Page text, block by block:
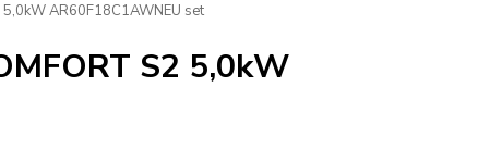
AR60F18C1AWNEU set
S2 5,0kW